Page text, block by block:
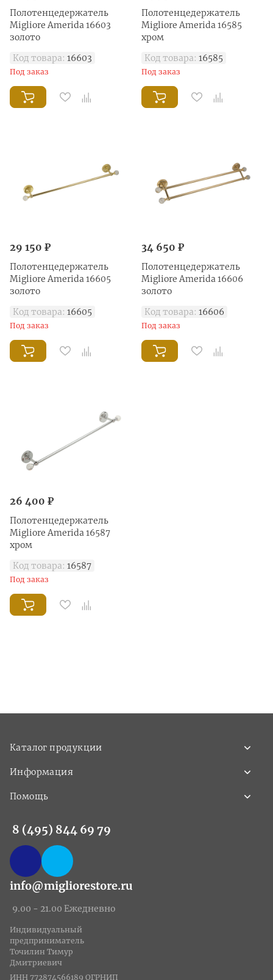
Полотенцедержатель
Migliore Amerida 16603
золото
Код товара: 16603
Под заказ
Полотенцедержатель
Migliore Amerida 16585
хром
Код товара: 16585
Под заказ
29 150 ₽
Полотенцедержатель
Migliore Amerida 16605
золото
Код товара: 16605
Под заказ
34 650 ₽
Полотенцедержатель
Migliore Amerida 16606
золото
Код товара: 16606
Под заказ
26 400 ₽
Полотенцедержатель
Migliore Amerida 16587
хром
Код товара: 16587
Под заказ
Каталог продукции
Информация
Помощь
8 (495) 844 69 79
info@migliorestore.ru
9.00 - 21.00 Ежедневно
Индивидуальный
предприниматель
Точилин Тимур
Дмитриевич
ИНН 772874566189 ОГРНИП